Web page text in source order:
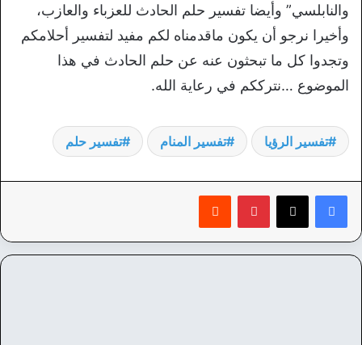
والنابلسي” وأيضا تفسير حلم الحادث للعزباء والعازب،
وأخيرا نرجو أن يكون ماقدمناه لكم مفيد لتفسير أحلامكم
وتجدوا كل ما تبحثون عنه عن حلم الحادث في هذا
الموضوع …نترككم في رعاية الله.
تفسير الرؤيا تفسير المنام تفسير حلم
بينتيريست